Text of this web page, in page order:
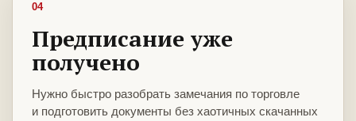
04
Предписание уже
получено
Нужно быстро разобрать замечания по торговле
и подготовить документы без хаотичных скачанных